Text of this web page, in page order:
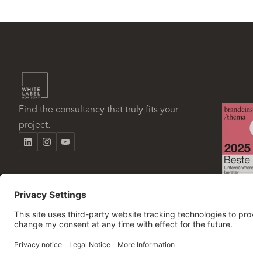
Find the consultancy that truly fits your
project.